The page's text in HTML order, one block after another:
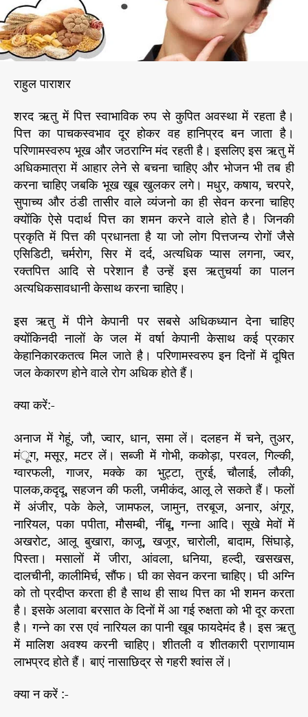
r
धा
नी
ब
र
तें
राहुल पाराशर
शरद ऋतु में पित्त स्वाभाविक रुप से कुपित अवस्था में रहता है।
पित्त का पाचकस्वभाव दूर होकर वह हानिप्रद बन जाता है।
परिणामस्वरुप भूख और जठराग्नि मंद रहती है। इसलिए इस ऋतु में
अधिकमात्रा में आहार लेने से बचना चाहिए और भोजन भी तब ही
करना चाहिए जबकि भूख खूब खुलकर लगे। मधुर, कषाय, चरपरे,
सुपाच्य और ठंडी तासीर वाले व्यंजनो का ही सेवन करना चाहिए
क्योंकि ऐसे पदार्थ पित्त का शमन करने वाले होते है। जिनकी
प्रकृति में पित्त की प्रधानता है या जो लोग पित्तजन्य रोगों जैसे
एसिडिटी, चर्मरोग, सिर में दर्द, अत्यधिक प्यास लगना, ज्वर,
रक्तपित्त आदि से परेशान है उन्हें इस ऋतुचर्या का पालन
अत्यधिकसावधानी केसाथ करना चाहिए।
इस ऋतु में पीने केपानी पर सबसे अधिकध्यान देना चाहिए
क्योंकिनदी नालों के जल में वर्षा केपानी केसाथ कई प्रकार
केहानिकारकतत्व मिल जाते है। परिणामस्वरुप इन दिनों में दूषित
जल केकारण होने वाले रोग अधिक होते हैं।
क्या करें:-
अनाज में गेहूं, जौ, ज्वार, धान, समा लें। दलहन में चने, तुअर,
मंूग, मसूर, मटर लें। सब्जी में गोभी, ककोड़ा, परवल, गिल्की,
ग्वारफली, गाजर, मक्के का भुट्टा, तुरई, चौलाई, लौकी,
पालक,कदृदू, सहजन की फली, जमीकंद, आलू ले सकते हैं। फलों
में अंजीर, पके केले, जामफल, जामुन, तरबूज, अनार, अंगूर,
नारियल, पका पपीता, मौसम्बी, नींबू, गन्ना आदि। सूखे मेवों में
अखरोट, आलू बुखारा, काजू, खजूर, चारोली, बादाम, सिंघाड़े,
पिस्ता। मसालों में जीरा, आंवला, धनिया, हल्दी, खसखस,
दालचीनी, कालीमिर्च, सौंफ। घी का सेवन करना चाहिए। घी अग्नि
को तो प्रदीप्त करता ही है साथ ही साथ पित्त का भी शमन करता
है। इसके अलावा बरसात के दिनों में आ गई रुक्षता को भी दूर करता
है। गन्ने का रस एवं नारियल का पानी खूब फायदेमंद है। इस ऋतु
में मालिश अवश्य करनी चाहिए। शीतली व शीतकारी प्राणायाम
लाभप्रद होते हैं। बाएं नासाछिद्र से गहरी श्वांस लें।
क्या न करें :-